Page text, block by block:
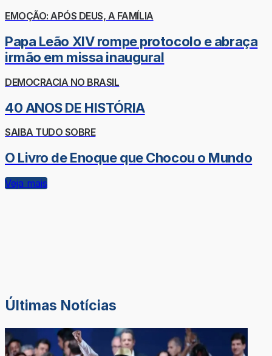
EMOÇÃO: APÓS DEUS, A FAMÍLIA
Papa Leão XIV rompe protocolo e abraça
irmão em missa inaugural
DEMOCRACIA NO BRASIL
40 ANOS DE HISTÓRIA
SAIBA TUDO SOBRE
O Livro de Enoque que Chocou o Mundo
Veja mais
Últimas Notícias